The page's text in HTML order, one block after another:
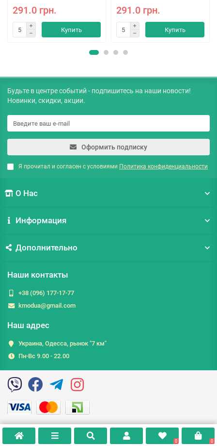
291.0 грн.
Купить
291.0 грн.
Купить
Будьте в центре событий - подпишитесь на наши новости!
Новинки, скидки, акции.
Оформить подписку
Я прочитал и согласен с условиями Политика конфиденциальности
О Нас
Информация
Дополнительно
Наши контакты
+38 (096) 177-17-77
kmodua@gmail.com
Наш адрес
Украина, Одесса, рынок "7 км"
Пн-Вс 9.00 - 22.00
0 0